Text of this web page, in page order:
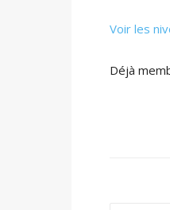
Voir les
Déjà